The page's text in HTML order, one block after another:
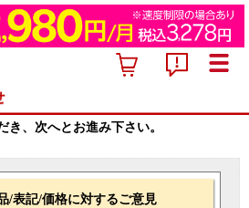
き、次へとお進み下さい。
/表記/価格に対するご意見